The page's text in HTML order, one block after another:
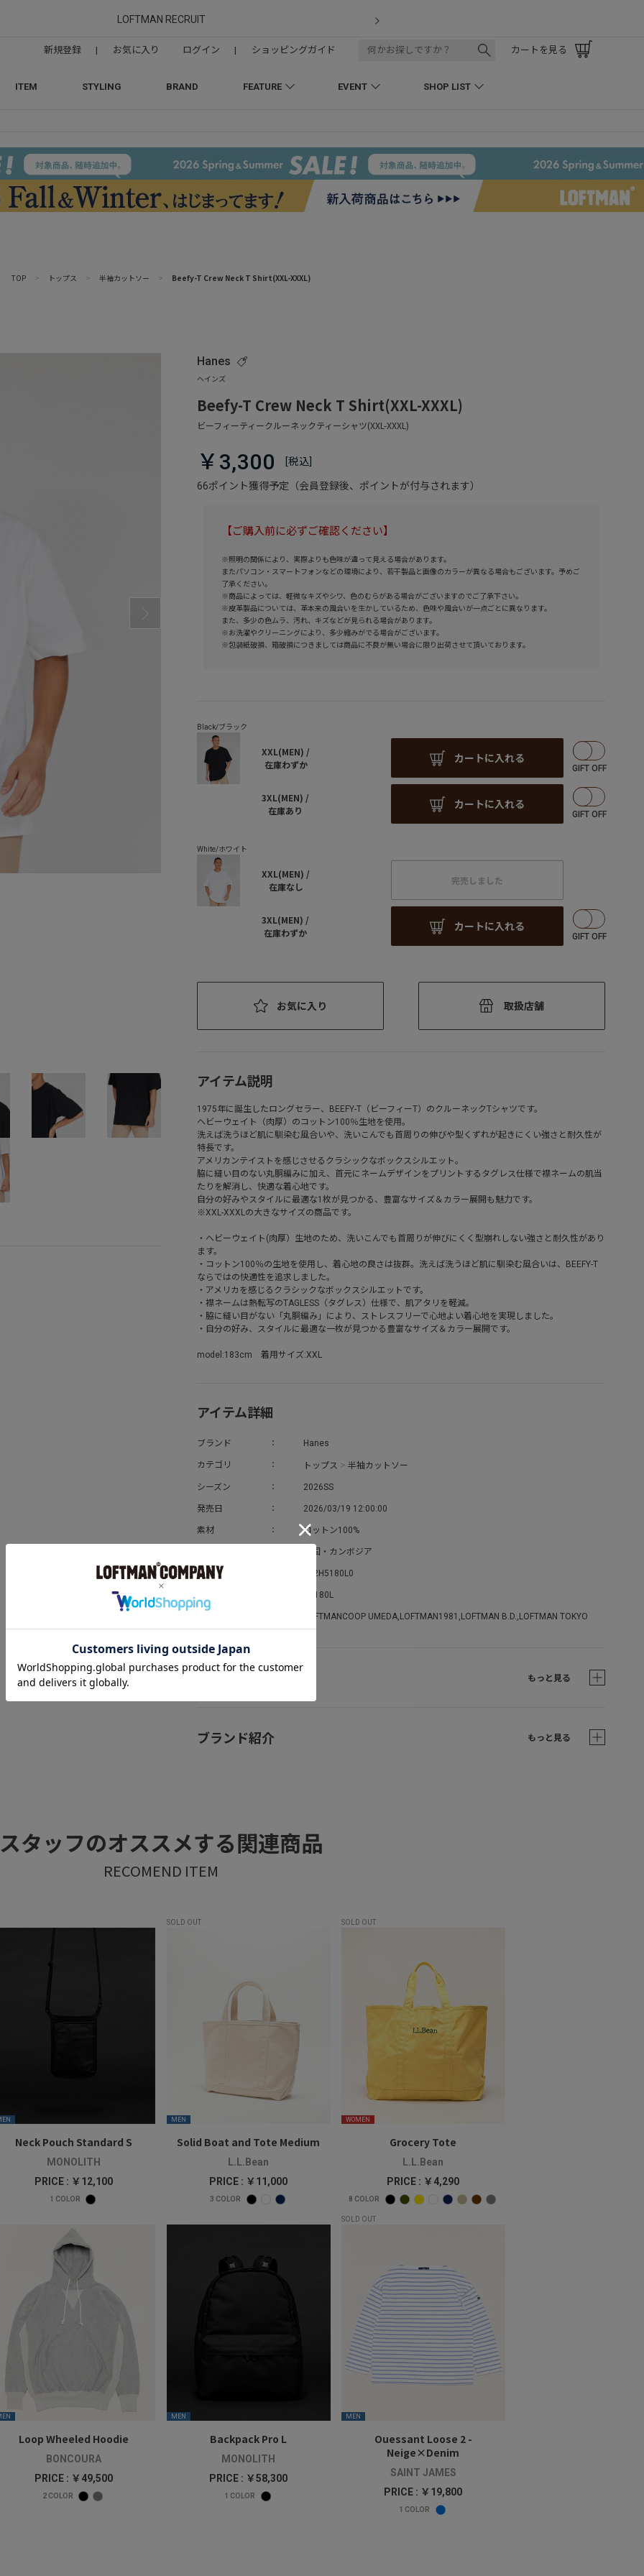
LOFTMAN RECRUIT
ITEM STYLING BRAND FEATURE EVENT SHOP LIST
新規登録 | お気に入り ログイン | ショッピングガイド カートを見る
TOP > トップス > 半袖カットソー > Beefy-T Crew Neck T Shirt(XXL-XXXL)
Hanes
Beefy-T Crew Neck T Shirt(XXL-XXXL)
66ポイント獲得予定（会員登録後、ポイントが付与されます）
￥3,300
【ご購入前に必ずご確認ください】
※照明の関係により、実際よりも色味が違って見える場合があります。
またパソコン・スマートフォンなどの環境により、若干製品と画像のカラーが異なる場合もございます。予めご
了承ください。
※商品によっては、軽微なキズやシワ、色のむらがある場合がございますのでご了承下さい。
※皮革製品については、革本来の風合いを生かしているため、色味や風合いが一点ごとに異なります。
また、多少の色ムラ、汚れ、キズなどが見られる場合があります。
※お洗濯やクリーニングにより、多少縮みがでる場合がございます。
※包装紙破損、箱破損につきましては商品に不良が無い場合に限り出荷させて頂いております。
XXL(MEN) /
在庫わずか
カートに入れる
3XL(MEN) /
在庫あり
カートに入れる
XXL(MEN) /
在庫なし
完売しました
3XL(MEN) /
在庫わずか
カートに入れる
お気に入り 取扱店舗
アイテム説明
1975年に誕生したロングセラー、BEEFY-T（ビーフィーT）のクルーネックTシャツです。
ヘビーウェイト（肉厚）のコットン100％生地を使用。
洗えば洗うほど肌に馴染む風合いや、洗いこんでも首周りの伸びや型くずれが起きにくい強さと耐久性が
特長です。
アメリカンテイストを感じさせるクラシックなボックスシルエット。
脇に縫い目のない丸胴編みに加え、首元にネームデザインをプリントするタグレス仕様で襟ネームの肌当
たりを解消し、快適な着心地です。
自分の好みやスタイルに最適な1枚が見つかる、豊富なサイズ＆カラー展開も魅力です。
※XXL-XXXLの大きなサイズの商品です。
・ヘビーウェイト(肉厚）生地のため、洗いこんでも首周りが伸びにくく型崩れしない強さと耐久性があり
ます。
・コットン100％の生地を使用し、着心地の良さは抜群。洗えば洗うほど肌に馴染む風合いは、BEEFY-T
ならではの快適性を追求しました。
・アメリカを感じるクラシックなボックスシルエットです。
・襟ネームは熱転写のTAGLESS（タグレス）仕様で、肌アタリを軽減。
・脇に縫い目がない「丸胴編み」により、ストレスフリーで心地よい着心地を実現しました。
・自分の好み、スタイルに最適な一枚が見つかる豊富なサイズ＆カラー展開です。
model:183cm 着用サイズ:XXL
アイテム詳細
ブランド Hanes
カテゴリ トップス > 半袖カットソー
シーズン 2026SS
発売日 2026/03/19 12:00:00
素材 コットン100%
中国・カンボジア
お問い合わせ番号 022H5180L0
H5180L
LOFTMANCOOP UMEDA,LOFTMAN1981,LOFTMAN B.D.,LOFTMAN TOKYO
アイテムサイズ もっと見る
ブランド紹介 もっと見る
スタッフのオススメする関連商品
Neck Pouch Standard S
MONOLITH
PRICE : ￥12,100
1 COLOR
SOLD OUT
MEN
Solid Boat and Tote Medium
L.L.Bean
PRICE : ￥11,000
3 COLOR
SOLD OUT
WOMEN
Grocery Tote
L.L.Bean
PRICE : ￥4,290
8 COLOR
Loop Wheeled Hoodie
BONCOURA
PRICE : ￥49,500
2COLOR
MEN
Backpack Pro L
MONOLITH
PRICE : ￥58,300
1 COLOR
SOLD OUT
MEN
Ouessant Loose 2 -
Neige×Denim
SAINT JAMES
PRICE : ￥19,800
1 COLOR